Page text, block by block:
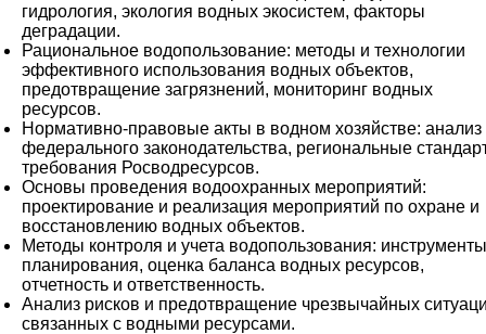
гидрология, экология водных экосистем, факторы
деградации.
Рациональное водопользование: методы и технологии
эффективного использования водных объектов,
предотвращение загрязнений, мониторинг водных
ресурсов.
Нормативно-правовые акты в водном хозяйстве: анализ
федерального законодательства, региональные
требования Росводресурсов.
Основы проведения водоохранных мероприятий:
проектирование и реализация мероприятий по охране и
восстановлению водных объектов.
Методы контроля и учета водопользования: инструменты
планирования, оценка баланса водных ресурсов,
отчетность и ответственность.
Анализ рисков и предотвращение чрезвычайных
связанных с водными ресурсами.